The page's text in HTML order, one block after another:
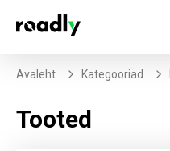
Avaleht Kategooriad
Tooted